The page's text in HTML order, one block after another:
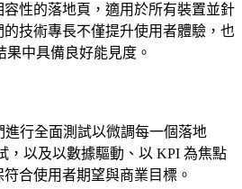
性的落地頁，適用於所有裝置並針
技術專長不僅提升使用者體驗，也
果中具備良好能見度。
行全面測試以微調每一個落地
，以及以數據驅動、以 KPI 為焦點
合使用者期望與商業目標。